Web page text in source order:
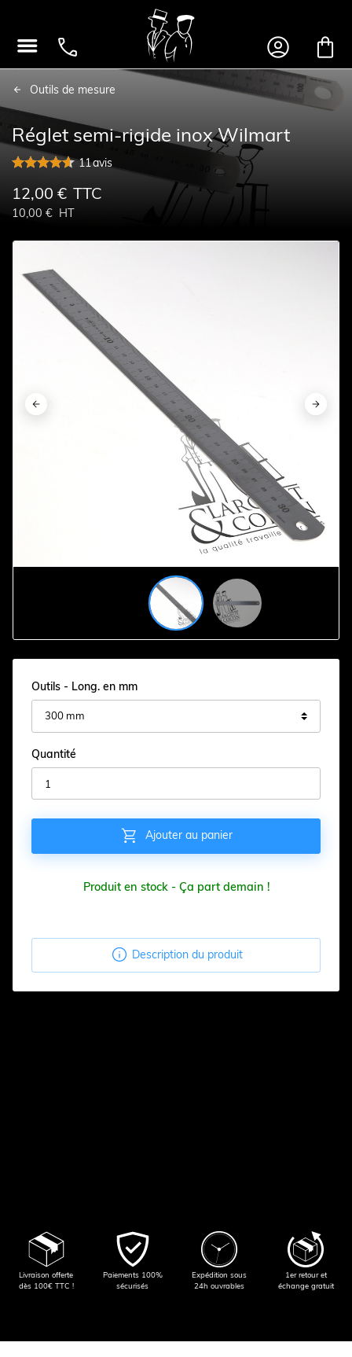
   
Outils de mesure
Réglet semi-rigide inox Wilmart
11avis
12,00 € TTC
10,00 € HT
 
 
Outils - Long. en mm
Quantité
 Ajouter au panier
Produit en stock - Ça part demain !
 Description du produit
Livraison offerte
dès 100€ TTC !
Paiements 100%
sécurisés
Expédition sous
24h ouvrables
1er retour et
échange gratuit